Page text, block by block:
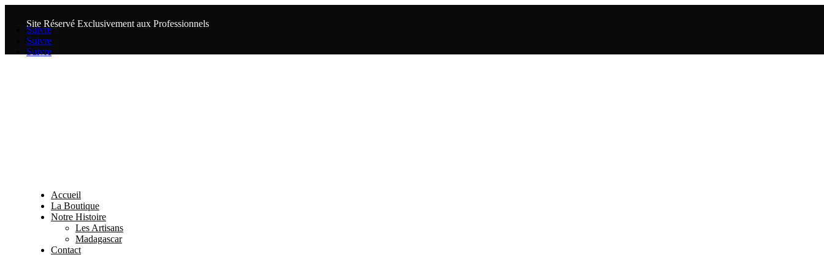
Site Réservé Exclusivement aux Professionnels
Suivre
Suivre
Suivre
Accueil
La Boutique
Notre Histoire
Les Artisans
Madagascar
Contact